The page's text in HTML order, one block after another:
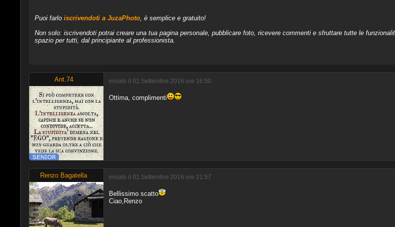
Puoi farlo iscrivendoti a JuzaPhoto, è semplice e gratuito!
Non solo: iscrivendoti potrai creare una tua pagina personale, pubblicare foto, ricevere commenti e sfruttare tutte le
spazio per tutti, dal principiante al professionista.
Ant.74 inviato il 01 Settembre 2016 ore 16:50
Ottima, complimenti
Renzo Bagatella inviato il 01 Settembre 2016 ore 21:57
Bellissimo scatto
Ciao,Renzo